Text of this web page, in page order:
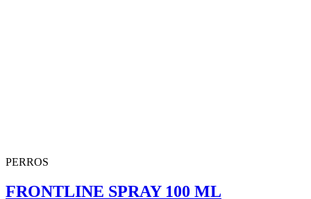
PERROS
FRONTLINE SPRAY 100 ML